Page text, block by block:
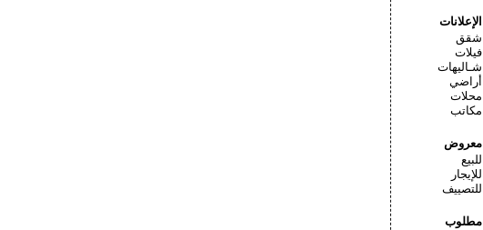
الإعلانات
شقق
فيلات
شـاليهات
أراضي
محلات
مكاتب
معروض
للبيع
للإيجار
للتصييف
مطلوب